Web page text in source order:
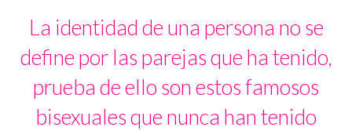
La identidad de una persona no se
define por las parejas que ha tenido,
prueba de ello son estos famosos
bisexuales que nunca han tenido